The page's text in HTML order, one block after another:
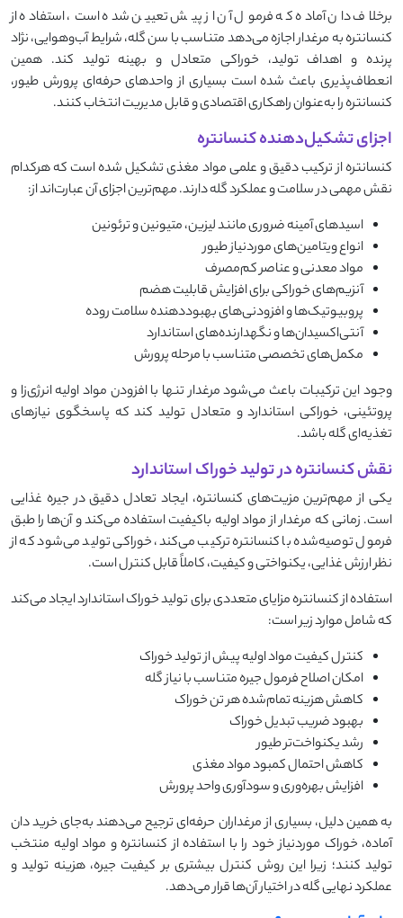
برخلاف دان آماده که فرمول آن از پیش تعیین شده است، استفاده از
کنسانتره به مرغدار اجازه می‌دهد متناسب با سن گله، شرایط آب‌وهوایی، نژاد
پرنده و اهداف تولید، خوراکی متعادل و بهینه تولید کند. همین
انعطاف‌پذیری باعث شده است بسیاری از واحدهای حرفه‌ای پرورش طیور،
کنسانتره را به‌عنوان راهکاری اقتصادی و قابل مدیریت انتخاب کنند.
اجزای تشکیل‌دهنده کنسانتره
کنسانتره از ترکیب دقیق و علمی مواد مغذی تشکیل شده است که هرکدام
نقش مهمی در سلامت و عملکرد گله دارند. مهم‌ترین اجزای آن عبارت‌اند از:
اسیدهای آمینه ضروری مانند لیزین، متیونین و ترئونین
انواع ویتامین‌های موردنیاز طیور
مواد معدنی و عناصر کم‌مصرف
آنزیم‌های خوراکی برای افزایش قابلیت هضم
پروبیوتیک‌ها و افزودنی‌های بهبوددهنده سلامت روده
آنتی‌اکسیدان‌ها و نگهدارنده‌های استاندارد
مکمل‌های تخصصی متناسب با مرحله پرورش
وجود این ترکیبات باعث می‌شود مرغدار تنها با افزودن مواد اولیه انرژی‌زا و
پروتئینی، خوراکی استاندارد و متعادل تولید کند که پاسخگوی نیازهای
تغذیه‌ای گله باشد.
نقش کنسانتره در تولید خوراک استاندارد
یکی از مهم‌ترین مزیت‌های کنسانتره، ایجاد تعادل دقیق در جیره غذایی
است. زمانی که مرغدار از مواد اولیه باکیفیت استفاده می‌کند و آن‌ها را طبق
فرمول توصیه‌شده با کنسانتره ترکیب می‌کند، خوراکی تولید می‌شود که از
نظر ارزش غذایی، یکنواختی و کیفیت، کاملاً قابل کنترل است.
استفاده از کنسانتره مزایای متعددی برای تولید خوراک استاندارد ایجاد می‌کند
که شامل موارد زیر است:
کنترل کیفیت مواد اولیه پیش از تولید خوراک
امکان اصلاح فرمول جیره متناسب با نیاز گله
کاهش هزینه تمام‌شده هر تن خوراک
بهبود ضریب تبدیل خوراک
رشد یکنواخت‌تر طیور
کاهش احتمال کمبود مواد مغذی
افزایش بهره‌وری و سودآوری واحد پرورش
به همین دلیل، بسیاری از مرغداران حرفه‌ای ترجیح می‌دهند به‌جای خرید دان
آماده، خوراک موردنیاز خود را با استفاده از کنسانتره و مواد اولیه منتخب
تولید کنند؛ زیرا این روش کنترل بیشتری بر کیفیت جیره، هزینه تولید و
عملکرد نهایی گله در اختیار آن‌ها قرار می‌دهد.